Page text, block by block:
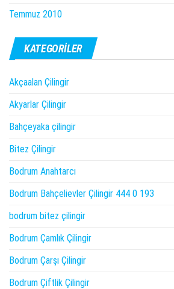
Temmuz 2010
KATEGORILER
Akçaalan Çilingir
Akyarlar Çilingir
Bahçeyaka çilingir
Bitez Çilingir
Bodrum Anahtarcı
Bodrum Bahçelievler Çilingir 444 0 193
bodrum bitez çilingir
Bodrum Çamlık Çilingir
Bodrum Çarşı Çilingir
Bodrum Çiftlik Çilingir